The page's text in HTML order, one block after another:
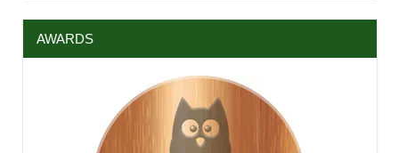
AWARDS